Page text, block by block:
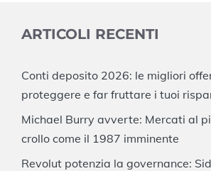
ARTICOLI RECENTI
Conti deposito 2026: le migliori
proteggere e far fruttare i tuoi
Michael Burry avverte: Mercati al
crollo come il 1987 imminente
Revolut potenzia la governance: